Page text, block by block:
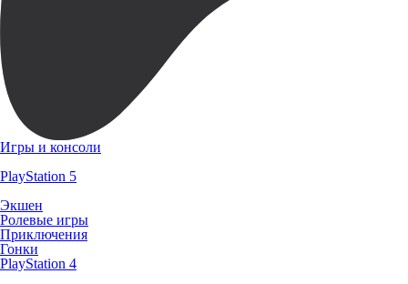
Игры и консоли
PlayStation 5
Экшен
Ролевые игры
Приключения
Гонки
PlayStation 4